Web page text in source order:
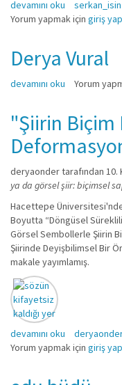
Görsel Şiir Çıkmazı
devamını oku
Yorum yapmak için giriş
Derya Vural
Derya Vural hakkında
devamını oku Yorum
"Şiirin Biçim
deryaondertarafından 10.
ya da görsel şiir: biçimsel
Hacettepe
Boyutta “Döngüsel
Görsel Sembollerle Şiirin
Şiirinde Deyişbilimsel Bir
makale yayımlamış.
"Şiirin Biçim Düzeyinde
devamını oku
Yorum yapmak için giriş